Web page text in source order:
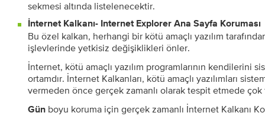
sekmesi altında listelenecektir.
İnternet Kalkanı- Internet Explorer Ana Sayfa Koruması
Bu özel kalkan, herhangi bir kötü amaçlı yazılım
işlevlerinde yetkisiz değişiklikleri önler.
İnternet, kötü amaçlı yazılım programlarının kendilerini
ortamdır. İnternet Kalkanları, kötü amaçlı yazılımları
vermeden önce gerçek zamanlı olarak tespit etmede çok
Gün boyu koruma için gerçek zamanlı İnternet Kalkanı